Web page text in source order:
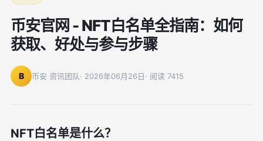
币安官网 - NFT白名单全指南：如何
获取、好处与参与步骤
B 币安 资讯团队· 2026年06月26日· 阅读 7415
NFT白名单是什么？